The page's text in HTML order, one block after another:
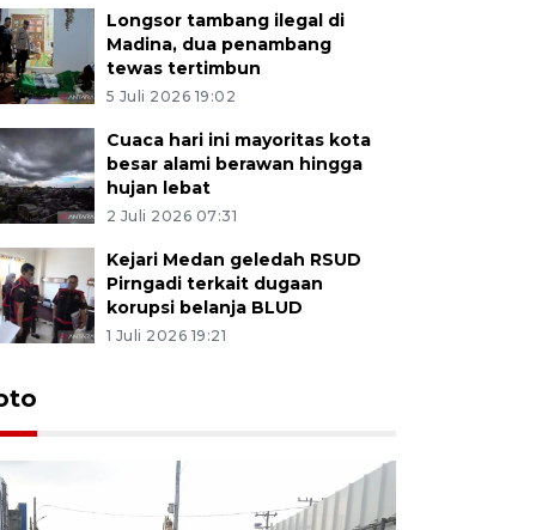
Longsor tambang ilegal di
Madina, dua penambang
tewas tertimbun
5 Juli 2026 19:02
Cuaca hari ini mayoritas kota
besar alami berawan hingga
hujan lebat
2 Juli 2026 07:31
Kejari Medan geledah RSUD
Pirngadi terkait dugaan
korupsi belanja BLUD
1 Juli 2026 19:21